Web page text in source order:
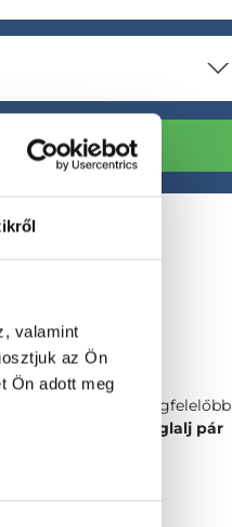
valamint
az Ön
Ön adott meg
ki a számodra legmegfelelőbb
foglalj pár